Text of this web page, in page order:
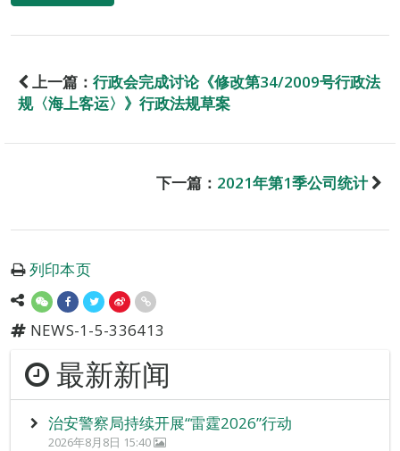
上一篇： 行政会完成讨论《修改第34/2009号行政法
规〈海上客运〉》行政法规草案
下一篇： 2021年第1季公司统计
列印本页
NEWS-1-5-336413
最新新闻
治安警察局持续开展“雷霆2026”行动
2026年8月8日 15:40